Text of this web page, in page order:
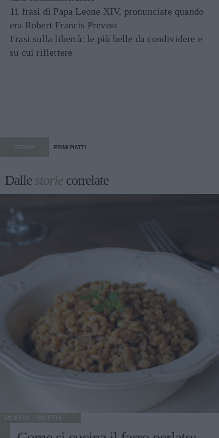
11 frasi di Papa Leone XIV, pronunciate quando
era Robert Francis Prevost
Frasi sulla libertà: le più belle da condividere e
su cui riflettere
STORIA PRIMI PIATTI
Dallestoriecorrelate
RICETTA